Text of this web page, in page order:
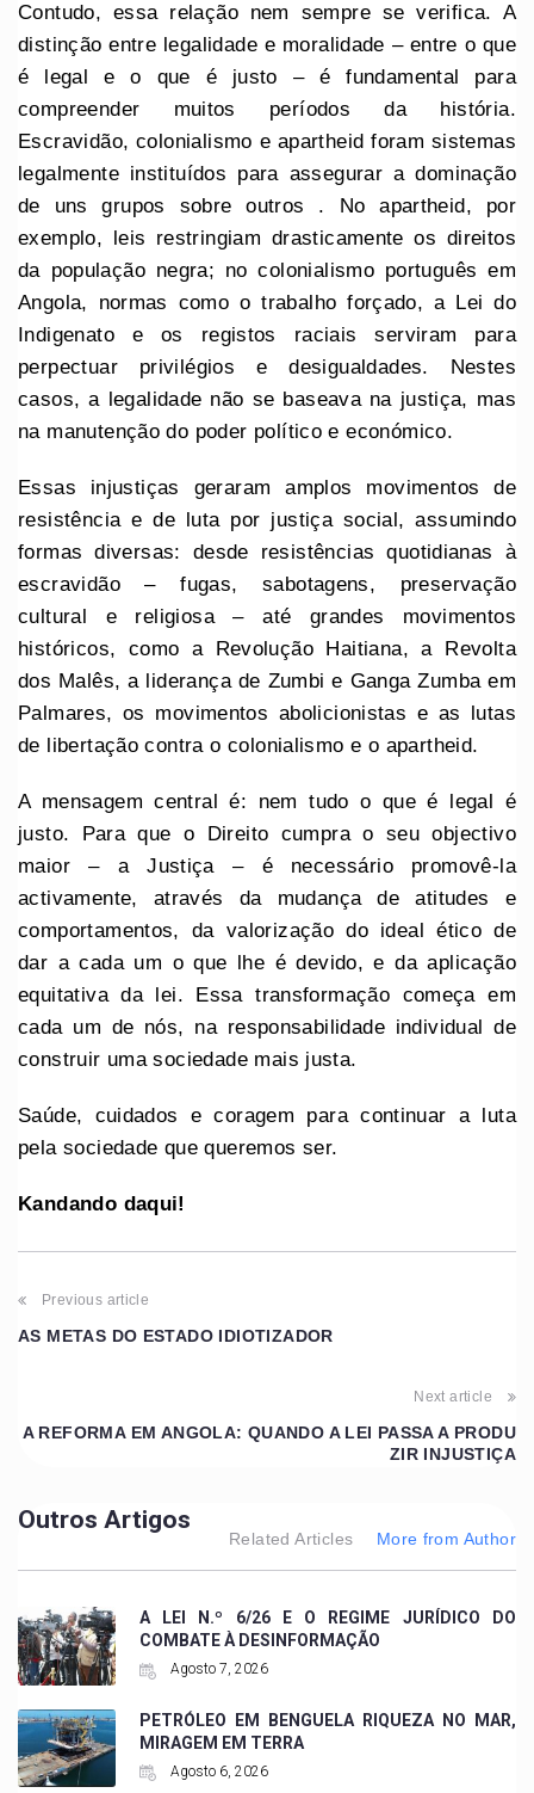
Contudo, essa relação nem sempre se verifica. A
distinção entre legalidade e moralidade – entre o que
é legal e o que é justo – é fundamental para
compreender muitos períodos da história.
Escravidão, colonialismo e apartheid foram sistemas
legalmente instituídos para assegurar a dominação
de uns grupos sobre outros . No apartheid, por
exemplo, leis restringiam drasticamente os direitos
da população negra; no colonialismo português em
Angola, normas como o trabalho forçado, a Lei do
Indigenato e os registos raciais serviram para
perpectuar privilégios e desigualdades. Nestes
casos, a legalidade não se baseava na justiça, mas
na manutenção do poder político e económico.
Essas injustiças geraram amplos movimentos de
resistência e de luta por justiça social, assumindo
formas diversas: desde resistências quotidianas à
escravidão – fugas, sabotagens, preservação
cultural e religiosa – até grandes movimentos
históricos, como a Revolução Haitiana, a Revolta
dos Malês, a liderança de Zumbi e Ganga Zumba em
Palmares, os movimentos abolicionistas e as lutas
de libertação contra o colonialismo e o apartheid.
A mensagem central é: nem tudo o que é legal é
justo. Para que o Direito cumpra o seu objectivo
maior – a Justiça – é necessário promovê-la
activamente, através da mudança de atitudes e
comportamentos, da valorização do ideal ético de
dar a cada um o que lhe é devido, e da aplicação
equitativa da lei. Essa transformação começa em
cada um de nós, na responsabilidade individual de
construir uma sociedade mais justa.
Saúde, cuidados e coragem para continuar a luta
pela sociedade que queremos ser.
Kandando daqui!
Previous article
AS METAS DO ESTADO IDIOTIZADOR
Next article
A REFORMA EM ANGOLA: QUANDO A LEI PASSA A PRODU
ZIR INJUSTIÇA
Outros Artigos
Related Articles More from Author
A LEI N.º 6/26 E O REGIME JURÍDICO DO
COMBATE À DESINFORMAÇÃO
Agosto 7, 2026
PETRÓLEO EM BENGUELA RIQUEZA NO MAR,
MIRAGEM EM TERRA
Agosto 6, 2026